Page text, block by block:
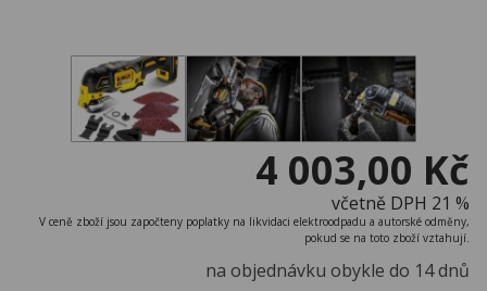
4 003,00 Kč
včetně DPH 21 %
V ceně zboží jsou započteny poplatky na likvidaci elektroodpadu a autorské odměny,
pokud se na toto zboží vztahují.
na objednávku obykle do 14 dnů